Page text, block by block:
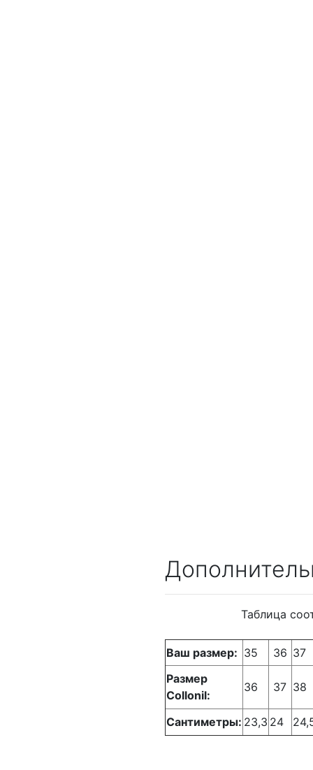
Таблица
Ваш размер: 35 36 37
Размер
Collonil:
36 37 38
Сантиметры: 23,3 24